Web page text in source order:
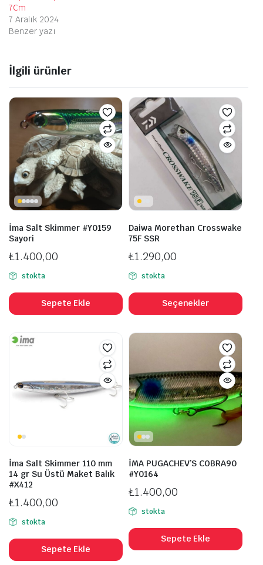
7Cm
7 Aralık 2024
Benzer yazı
İlgili ürünler
İma Salt Skimmer #Y0159
Sayori
₺1.400,00
stokta
Sepete Ekle
Daiwa Morethan Crosswake
75F SSR
₺1.290,00
stokta
Seçenekler
İma Salt Skimmer 110 mm
14 gr Su Üstü Maket Balık
#X412
₺1.400,00
stokta
Sepete Ekle
İMA PUGACHEV’S COBRA90
#Y0164
₺1.400,00
stokta
Sepete Ekle